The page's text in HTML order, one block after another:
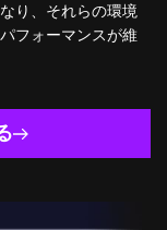
り、それらの環境
フォーマンスが維